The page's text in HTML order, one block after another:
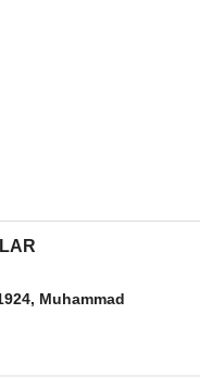
Muhammad